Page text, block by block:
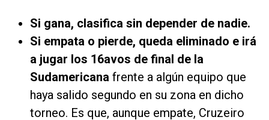
Si gana, clasifica sin depender de nadie.
Si empata o pierde, queda eliminado e irá
a jugar los 16avos de final de la
Sudamericana frente a algún equipo que
haya salido segundo en su zona en dicho
torneo. Es que, aunque empate, Cruzeiro